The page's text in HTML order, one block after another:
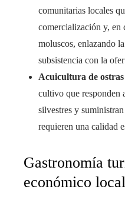
comunitarias locales
comercialización y, en
moluscos, enlazando
subsistencia con la
Acuicultura de
cultivo que responden
silvestres y
requieren una calidad
Gastronomía
económico local